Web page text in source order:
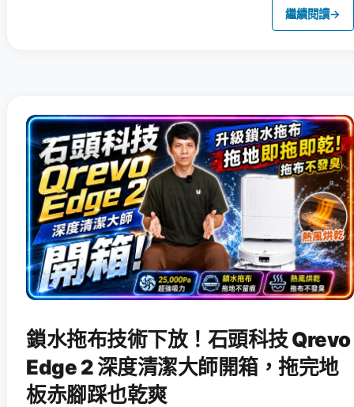
繼續閱讀→
鎖水拖布技術下放！石頭科技 Qrevo
Edge 2 深度清潔大師開箱，拖完地
板赤腳踩也乾爽